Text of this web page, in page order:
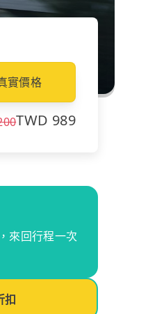
實價格
TWD 989
來回行程一次
扣